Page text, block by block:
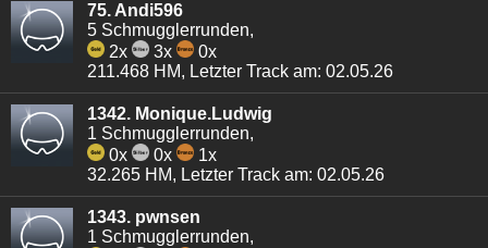
75. Andi596
5 Schmugglerrunden,
2x
3x
0x
211.468 HM, Letzter Track am: 02.05.26
1342. Monique.Ludwig
1 Schmugglerrunden,
0x
0x
1x
32.265 HM, Letzter Track am: 02.05.26
1343. pwnsen
1 Schmugglerrunden,